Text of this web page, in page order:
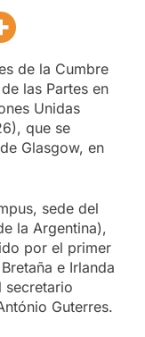
de la Cumbre
las Partes en
Unidas
que se
Glasgow, en
sede del
la Argentina),
por el primer
e Irlanda
secretario
Guterres.